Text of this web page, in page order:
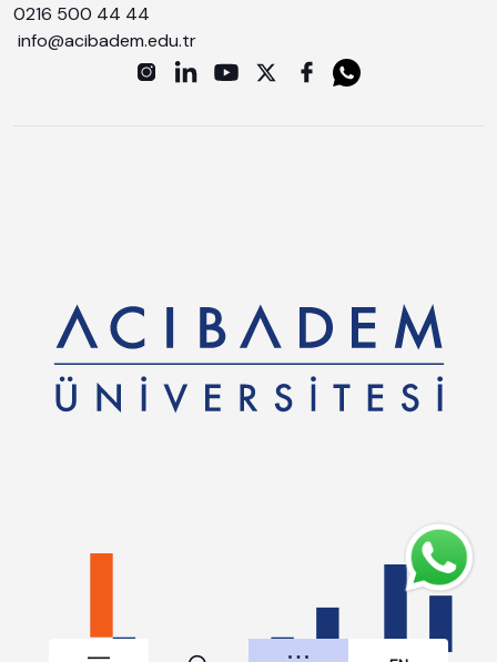
0216 500 44 44
info@acibadem.edu.tr